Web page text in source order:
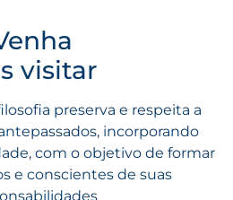
visitar
preserva e respeita a
incorporando
com o objetivo de formar
e conscientes de suas